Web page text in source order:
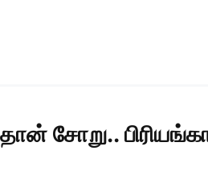
சோறு..